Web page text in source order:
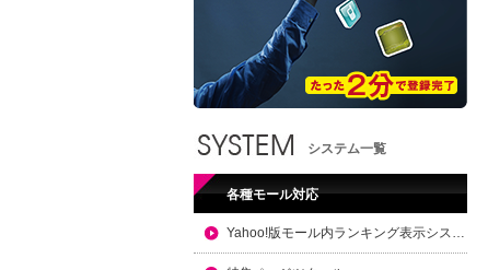
システム一覧
各種モール対応
Yahoo!版モール内ランキング表示システム